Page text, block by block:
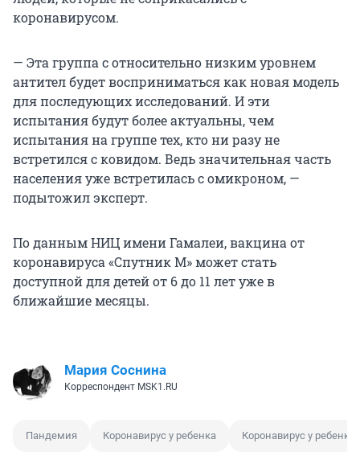
коронавирусом.
— Эта группа с относительно низким уровнем
антител будет восприниматься как новая модель
для последующих исследований. И эти
испытания будут более актуальны, чем
испытания на группе тех, кто ни разу не
встретился с ковидом. Ведь значительная часть
населения уже встретилась с омикроном, —
подытожил эксперт.
По данным НИЦ имени Гамалеи, вакцина от
коронавируса «Спутник М» может стать
доступной для детей от 6 до 11 лет уже в
ближайшие месяцы.
Мария Соснина
Корреспондент MSK1.RU
Пандемия Коронавирус у ребенка Коронавирус у ребенка